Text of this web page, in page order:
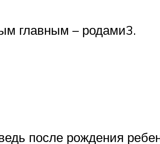
главным – родами3.
после рождения